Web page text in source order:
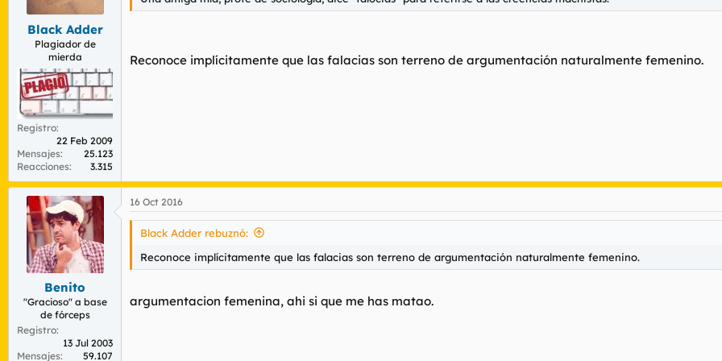
Black Adder
Plagiador de
mierda
Registro
22 Feb 2009
Mensajes
25.123
Reacciones
3.315
Reconoce implícitamente que las falacias son terreno de argumentación naturalmente femenino.
Benito
"Gracioso" a base
de fórceps
Registro
13 Jul 2003
Mensajes
59.107
16 Oct 2016
Black Adder rebuznó:
Reconoce implícitamente que las falacias son terreno de argumentación naturalmente femenino.
argumentacion femenina, ahi si que me has matao.